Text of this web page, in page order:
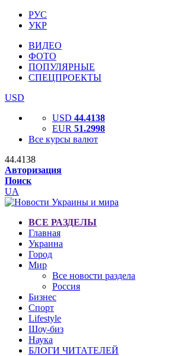
РУС
УКР
ВИДЕО
ФОТО
ПОПУЛЯРНЫЕ
СПЕЦПРОЕКТЫ
USD
USD 44.4138
EUR 51.2998
Все курсы валют
44.4138
Авторизация
Поиск
UA
ВСЕ РАЗДЕЛЫ
Главная
Украина
Город
Мир
Все новости раздела
Россия
Бизнес
Спорт
Lifestyle
Шоу-биз
Наука
БЛОГИ ЧИТАТЕЛЕЙ